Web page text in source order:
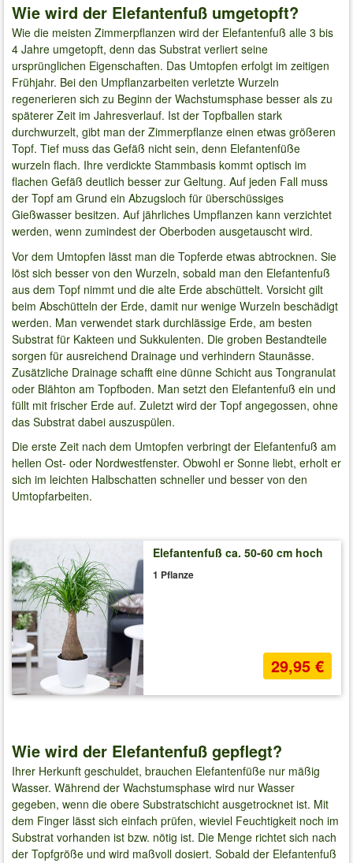
Wie wird der Elefantenfuß umgetopft?
Wie die meisten Zimmerpflanzen wird der Elefantenfuß alle 3 bis
4 Jahre umgetopft, denn das Substrat verliert seine
ursprünglichen Eigenschaften. Das Umtopfen erfolgt im zeitigen
Frühjahr. Bei den Umpflanzarbeiten verletzte Wurzeln
regenerieren sich zu Beginn der Wachstumsphase besser als zu
späterer Zeit im Jahresverlauf. Ist der Topfballen stark
durchwurzelt, gibt man der Zimmerpflanze einen etwas größeren
Topf. Tief muss das Gefäß nicht sein, denn Elefantenfüße
wurzeln flach. Ihre verdickte Stammbasis kommt optisch im
flachen Gefäß deutlich besser zur Geltung. Auf jeden Fall muss
der Topf am Grund ein Abzugsloch für überschüssiges
Gießwasser besitzen. Auf jährliches Umpflanzen kann verzichtet
werden, wenn zumindest der Oberboden ausgetauscht wird.
Vor dem Umtopfen lässt man die Topferde etwas abtrocknen. Sie
löst sich besser von den Wurzeln, sobald man den Elefantenfuß
aus dem Topf nimmt und die alte Erde abschüttelt. Vorsicht gilt
beim Abschütteln der Erde, damit nur wenige Wurzeln beschädigt
werden. Man verwendet stark durchlässige Erde, am besten
Substrat für Kakteen und Sukkulenten. Die groben Bestandteile
sorgen für ausreichend Drainage und verhindern Staunässe.
Zusätzliche Drainage schafft eine dünne Schicht aus Tongranulat
oder Blähton am Topfboden. Man setzt den Elefantenfuß ein und
füllt mit frischer Erde auf. Zuletzt wird der Topf angegossen, ohne
das Substrat dabei auszuspülen.
Die erste Zeit nach dem Umtopfen verbringt der Elefantenfuß am
hellen Ost- oder Nordwestfenster. Obwohl er Sonne liebt, erholt er
sich im leichten Halbschatten schneller und besser von den
Umtopfarbeiten.
Elefantenfuß ca. 50-60 cm hoch
1 Pflanze
29,95 €
Wie wird der Elefantenfuß gepflegt?
Ihrer Herkunft geschuldet, brauchen Elefantenfüße nur mäßig
Wasser. Während der Wachstumsphase wird nur Wasser
gegeben, wenn die obere Substratschicht ausgetrocknet ist. Mit
dem Finger lässt sich einfach prüfen, wieviel Feuchtigkeit noch im
Substrat vorhanden ist bzw. nötig ist. Die Menge richtet sich nach
der Topfgröße und wird maßvoll dosiert. Sobald der Elefantenfuß